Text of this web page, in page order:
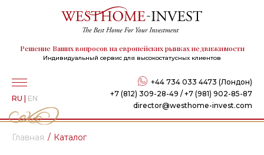
Решение Ваших вопросов на европейских рынках недвижимости
Индивидуальный сервис для высокостатусных клиентов
+44 734 033 4473 (Лондон)
+7 (812) 309-28-49 / +7 (981) 902-85-87
director@westhome-invest.com
RU | EN
Главная Каталог